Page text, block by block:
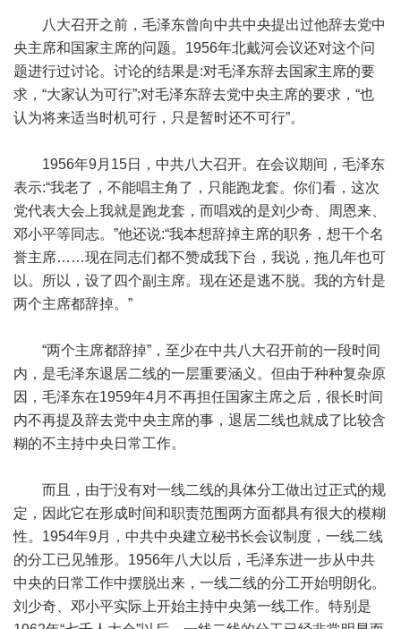
八大召开之前，毛泽东曾向中共中央提出过他辞去党中
央主席和国家主席的问题。1956年北戴河会议还对这个问
题进行过讨论。讨论的结果是:对毛泽东辞去国家主席的要
求，“大家认为可行”;对毛泽东辞去党中央主席的要求，“也
认为将来适当时机可行，只是暂时还不可行”。
1956年9月15日，中共八大召开。在会议期间，毛泽东
表示:“我老了，不能唱主角了，只能跑龙套。你们看，这次
党代表大会上我就是跑龙套，而唱戏的是刘少奇、周恩来、
邓小平等同志。”他还说:“我本想辞掉主席的职务，想干个名
誉主席……现在同志们都不赞成我下台，我说，拖几年也可
以。所以，设了四个副主席。现在还是逃不脱。我的方针是
两个主席都辞掉。”
“两个主席都辞掉”，至少在中共八大召开前的一段时间
内，是毛泽东退居二线的一层重要涵义。但由于种种复杂原
因，毛泽东在1959年4月不再担任国家主席之后，很长时间
内不再提及辞去党中央主席的事，退居二线也就成了比较含
糊的不主持中央日常工作。
而且，由于没有对一线二线的具体分工做出过正式的规
定，因此它在形成时间和职责范围两方面都具有很大的模糊
性。1954年9月，中共中央建立秘书长会议制度，一线二线
的分工已见雏形。1956年八大以后，毛泽东进一步从中共
中央的日常工作中摆脱出来，一线二线的分工开始明朗化。
刘少奇、邓小平实际上开始主持中央第一线工作。特别是